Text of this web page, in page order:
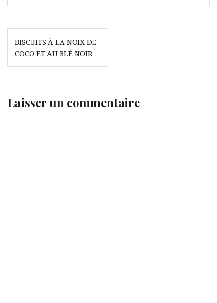
Navigation
de
l’article
BISCUITS À LA NOIX DE
COCO ET AU BLÉ NOIR
Laisser un commentaire